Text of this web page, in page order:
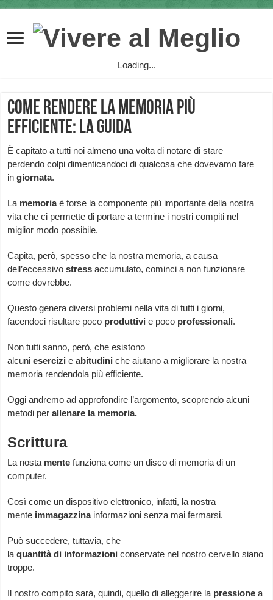
Loading...
Come rendere la memoria più
efficiente: la guida
È capitato a tutti noi almeno una volta di notare di stare
perdendo colpi dimenticandoci di qualcosa che dovevamo fare
ingiornata.
La memoriaè forse la componente più importante della nostra
vita che ci permette di portare a termine i nostri compiti nel
miglior modo possibile.
Capita, però, spesso che la nostra memoria, a causa
dell’eccessivostress accumulato, cominci a non funzionare
come dovrebbe.
Questo genera diversi problemi nella vita di tutti i giorni,
facendoci risultare poco produttivi e poco professionali.
Non tutti sanno, però, che esistono
alcuniesercizi eabitudini che aiutano a migliorare la nostra
memoria rendendola più efficiente.
Oggi andremo ad approfondire l’argomento, scoprendo alcuni
metodi perallenare la memoria.
Scrittura
La nosta mente funziona come un disco di memoria di un
computer.
Così come un dispositivo elettronico, infatti, la nostra
mente immagazzinainformazioni senza mai fermarsi.
Può succedere, tuttavia, che
laquantità di informazioni conservate nel nostro cervello siano
troppe.
Il nostro compito sarà, quindi, quello di alleggerire la pressione a